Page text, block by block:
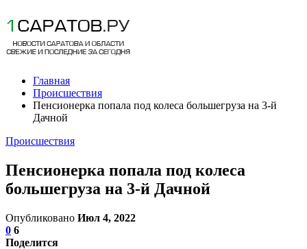
Главная
Происшествия
Пенсионерка попала под колеса большегруза на 3-й
Дачной
Происшествия
Пенсионерка попала под колеса
большегруза на 3-й Дачной
Опубликовано Июл 4, 2022
0 6
Поделится